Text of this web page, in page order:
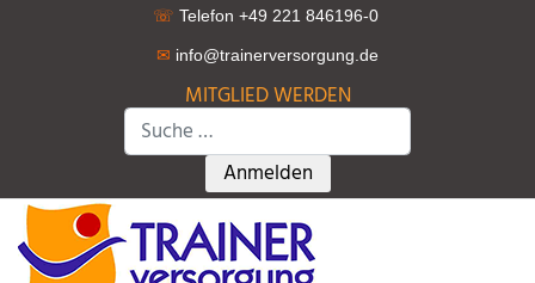
☏ Telefon +49 221 846196-0
✉ info@trainerversorgung.de
MITGLIED WERDEN
Suchen
Type 2 or more characters for
Anmelden